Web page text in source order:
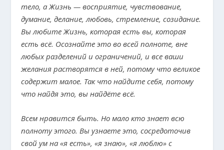
тело, а Жизнь — восприятие, чувствование,
думание, делание, любовь, стремление, созидание.
Вы любите Жизнь, которая есть вы, которая
есть всё. Осознайте это во всей полноте, вне
любых разделений и ограничений, и все ваши
желания растворятся в ней, потому что великое
содержит малое. Так что найдите себя, потому
что найдя это, вы найдёте всё.
Всем нравится быть. Но мало кто знает всю
полноту этого. Вы узнаете это, сосредоточив
свой ум на «я есть», «я знаю», «я люблю» с